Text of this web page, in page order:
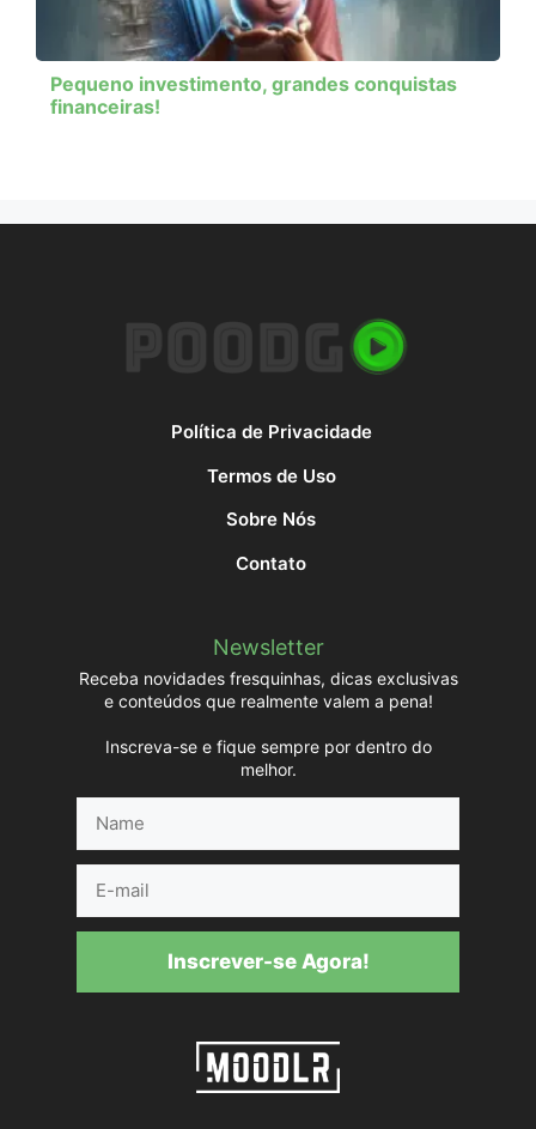
Pequeno investimento, grandes conquistas
financeiras!
Política de Privacidade
Termos de Uso
Sobre Nós
Contato
Newsletter
Receba novidades fresquinhas, dicas exclusivas
e conteúdos que realmente valem a pena!
Inscreva-se e fique sempre por dentro do
melhor.
mail
Inscrever-se Agora!